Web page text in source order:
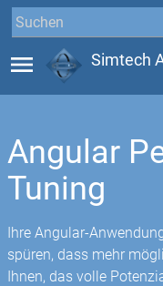
menu Simtech
Angular
Tuning
Ihre Angular-
spüren, dass mehr
Ihnen, das volle